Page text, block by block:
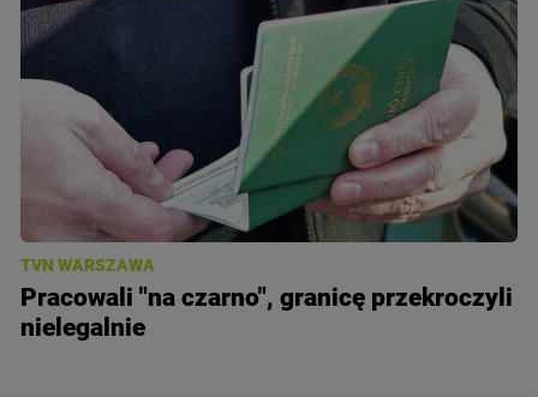
TVN WARSZAWA
Pracowali "na czarno", granicę przekroczyli
nielegalnie